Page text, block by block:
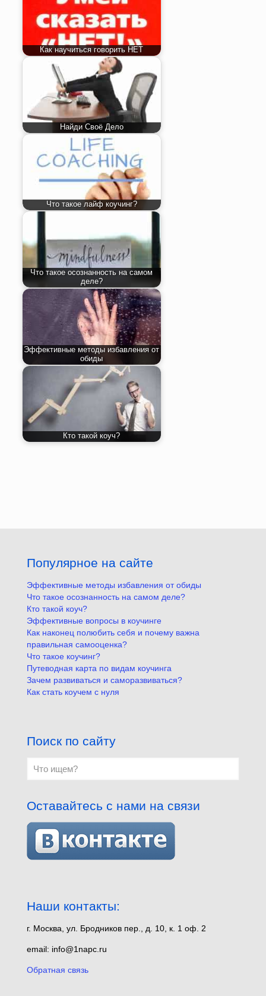
Как научиться говорить НЕТ
Найди Своё Дело
Что такое лайф коучинг?
Что такое осознанность на самом
деле?
Эффективные методы избавления от
обиды
Кто такой коуч?
Популярное на сайте
Эффективные методы избавления от обиды
Что такое осознанность на самом деле?
Кто такой коуч?
Эффективные вопросы в коучинге
Как наконец полюбить себя и почему важна
правильная самооценка?
Что такое коучинг?
Путеводная карта по видам коучинга
Зачем развиваться и саморазвиваться?
Как стать коучем с нуля
Поиск по сайту
Оставайтесь с нами на связи
Наши контакты:
г. Москва, ул. Бродников пер., д. 10, к. 1 оф. 2
email: info@1napc.ru
Обратная связь